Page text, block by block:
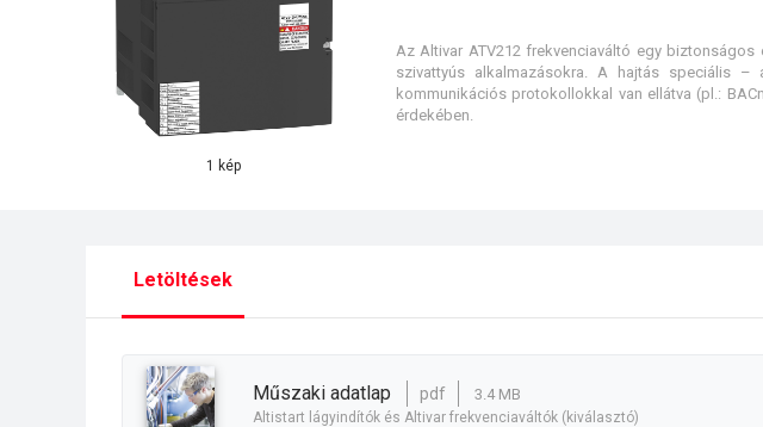
1 kép
Az Altivar ATV212 frekvenciaváltó egy
szivattyús alkalmazásokra. A hajtás speciális –
kommunikációs protokollokkal van ellátva (pl.:
érdekében.
Letöltések
műszaki adatlap pdf 3.4 MB
Altistart lágyindítók és Altivar frekvenciaváltók (kiválasztó)